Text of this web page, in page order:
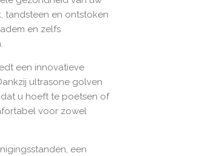
tandsteen en ontstoken
en zelfs
een innovatieve
ultrasone golven
u hoeft te poetsen of
voor zowel
een